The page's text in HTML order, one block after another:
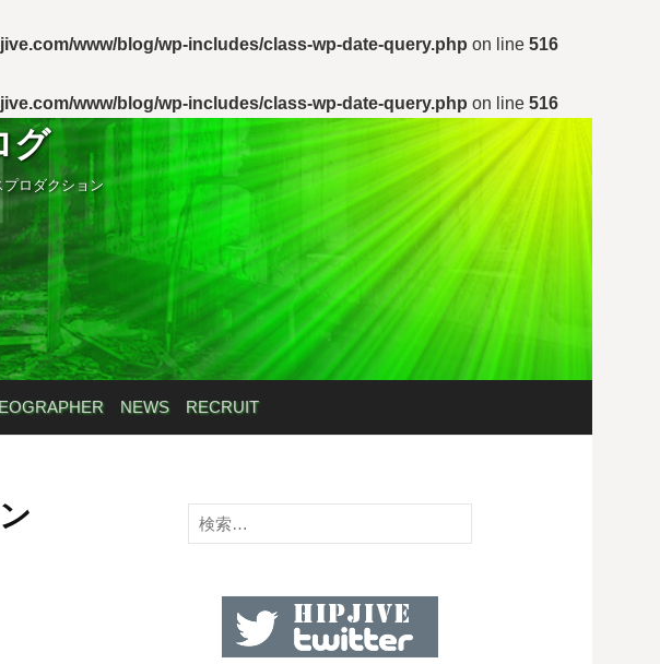
www/blog/wp-includes/class-wp-date-query.php on line 516
www/blog/wp-includes/class-wp-date-query.php on line 516
グ
ロダクション
NEWS RECRUIT
索:
検
索: